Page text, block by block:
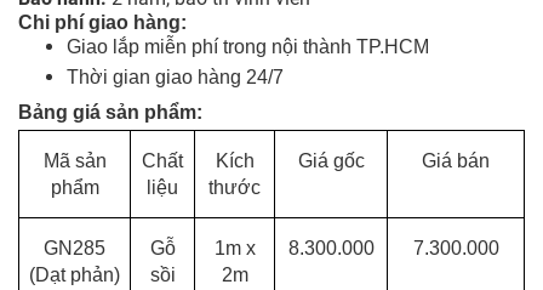
Chi phí giao hàng:
Giao lắp miễn phí trong nội thành TP.HCM
Thời gian giao hàng 24/7
Bảng giá sản phẩm:
Mã sản
phẩm
Chất
liệu
Kích
thước
Giá gốc Giá bán
GN285
(Dạt phản)
Gỗ
sồi
1m x
2m
8.300.000 7.300.000